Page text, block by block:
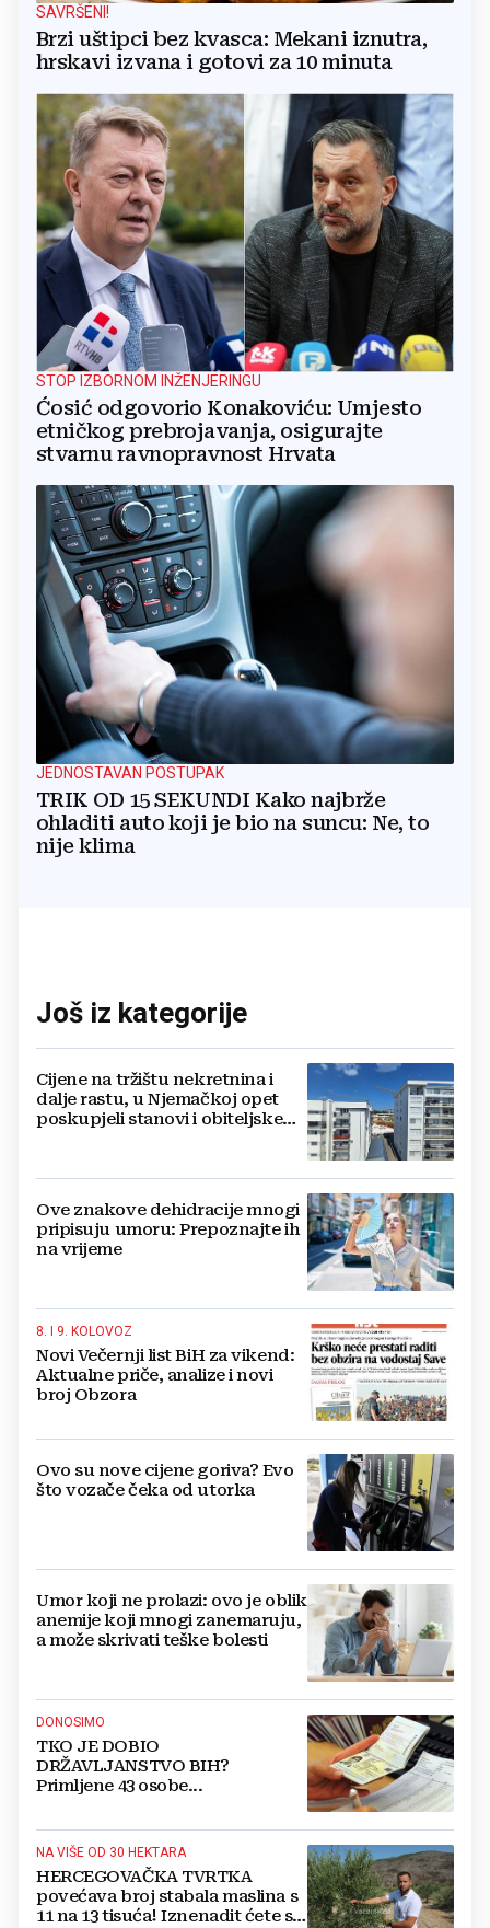
SAVRŠENI!
Brzi uštipci bez kvasca: Mekani iznutra,
hrskavi izvana i gotovi za 10 minuta
STOP IZBORNOM INŽENJERINGU
Ćosić odgovorio Konakoviću: Umjesto
etničkog prebrojavanja, osigurajte
stvarnu ravnopravnost Hrvata
JEDNOSTAVAN POSTUPAK
TRIK OD 15 SEKUNDI Kako najbrže
ohladiti auto koji je bio na suncu: Ne, to
nije klima
Još iz kategorije
Cijene na tržištu nekretnina i
dalje rastu, u Njemačkoj opet
poskupjeli stanovi i obiteljske
Ove znakove dehidracije mnogi
pripisuju umoru: Prepoznajte ih
na vrijeme
8. I 9. KOLOVOZ
Novi Večernji list BiH za vikend:
Aktualne priče, analize i novi
broj Obzora
Ovo su nove cijene goriva? Evo
što vozače čeka od utorka
Umor koji ne prolazi: ovo je oblik
anemije koji mnogi zanemaruju,
a može skrivati teške bolesti
DONOSIMO
TKO JE DOBIO
DRŽAVLJANSTVO BIH?
Primljene 43 osobe...
NA VIŠE OD 30 HEKTARA
HERCEGOVAČKA TVRTKA
povećava broj stabala maslina s
11 na 13 tisuća! Iznenadit ćete se